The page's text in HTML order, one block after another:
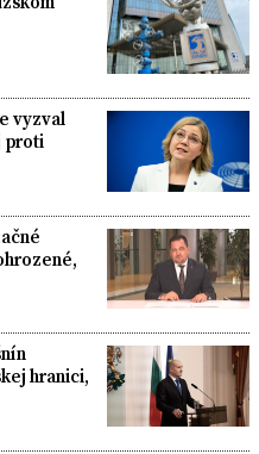
vyzval
proti
hranici,